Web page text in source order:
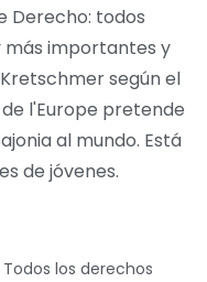
Derecho: todos
más importantes y
según el
l'Europe pretende
al mundo. Está
de jóvenes.
los derechos